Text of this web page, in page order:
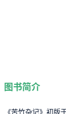
图书简介
《苦竹杂记》初